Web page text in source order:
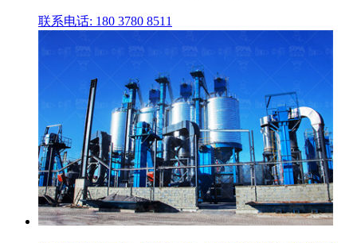
联系电话: 180 3780 8511